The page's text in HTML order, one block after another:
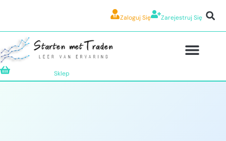
Zaloguj Się Zarejestruj Się
Sklep